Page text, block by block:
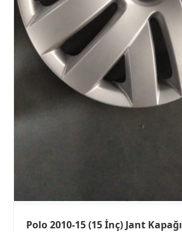
Polo 2010-15 (15 İnç) Jant Kapağı